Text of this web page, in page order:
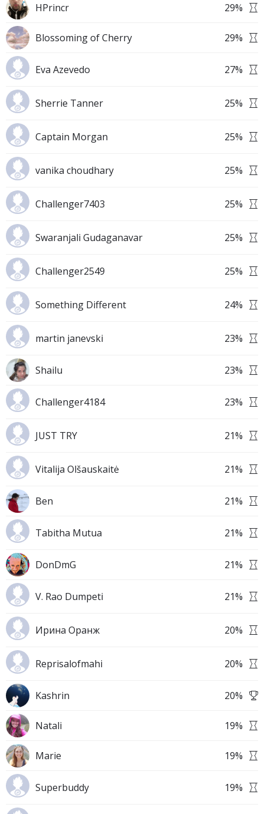
HPrincr 29%
Blossoming of Cherry 29%
Eva Azevedo 27%
Sherrie Tanner 25%
Captain Morgan 25%
vanika choudhary 25%
Challenger7403 25%
Swaranjali Gudaganavar 25%
Challenger2549 25%
Something Different 24%
martin janevski 23%
Shailu 23%
Challenger4184 23%
JUST TRY 21%
Vitalija Olšauskaitė 21%
Ben 21%
Tabitha Mutua 21%
DonDmG 21%
V. Rao Dumpeti 21%
Ирина Оранж 20%
Reprisalofmahi 20%
Kashrin 20%
Natali 19%
Marie 19%
Superbuddy 19%